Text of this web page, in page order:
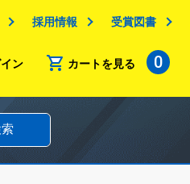
採用情報 受賞図書
ン カートを見る 0